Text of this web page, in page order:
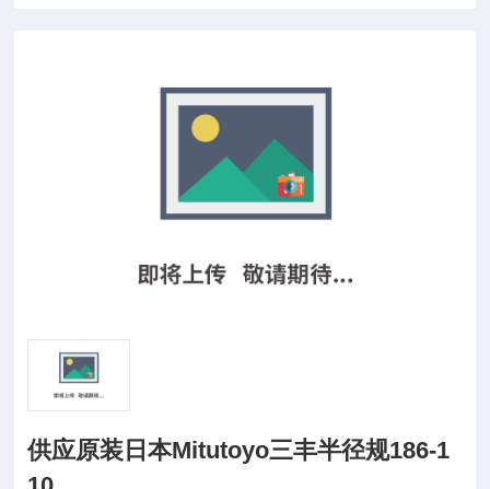
供应原装日本Mitutoyo三丰半径规186-1